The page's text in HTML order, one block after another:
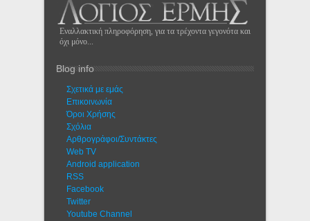
Εναλλακτική πληροφόρηση, για τα τρέχοντα γεγονότα και
όχι μόνο...
Blog info
Σχετικά με εμάς
Eπικοινωνία
Όροι Χρήσης
Σχόλια
Αρθρογράφοι/Συντάκτες
Web TV
Android application
RSS
Facebook
Twitter
Youtube Channel